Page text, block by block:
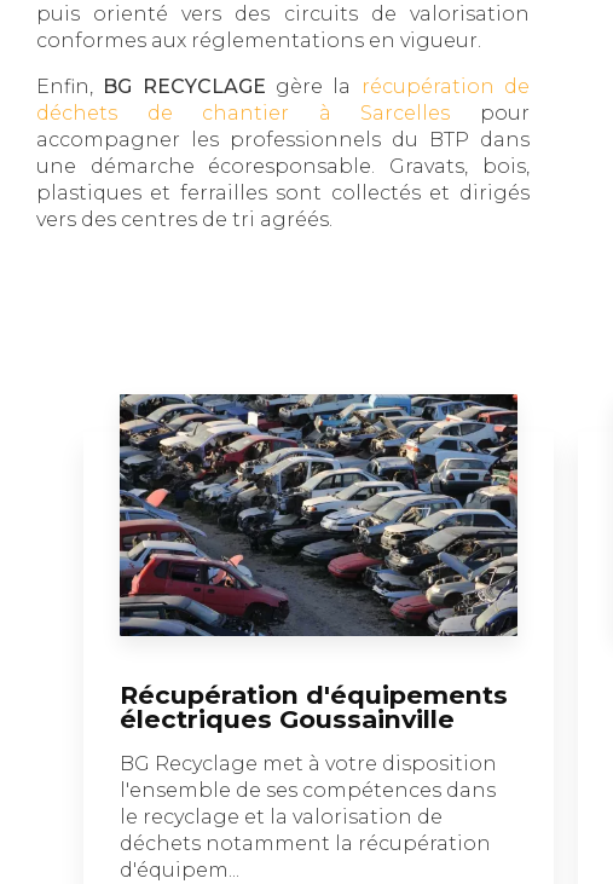
puis orienté vers des circuits de valorisation
conformes aux réglementations en vigueur.
Enfin, BG RECYCLAGE gère la
récupération de
déchets de chantier à Sarcelles pour
accompagner les professionnels du BTP dans
une démarche écoresponsable. Gravats, bois,
plastiques et ferrailles sont collectés et dirigés
vers des centres de tri agréés.
Récupération d'équipements
électriques Goussainville
BG Recyclage met à votre disposition
l'ensemble de ses compétences dans
le recyclage et la valorisation de
déchets notamment la récupération
d'équipem...